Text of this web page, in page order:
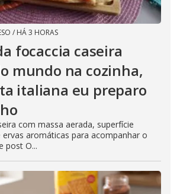
/ HÁ 3 HORAS
focaccia caseira
mundo na cozinha,
italiana eu preparo
com massa aerada, superfície
ervas aromáticas para acompanhar o
post O...